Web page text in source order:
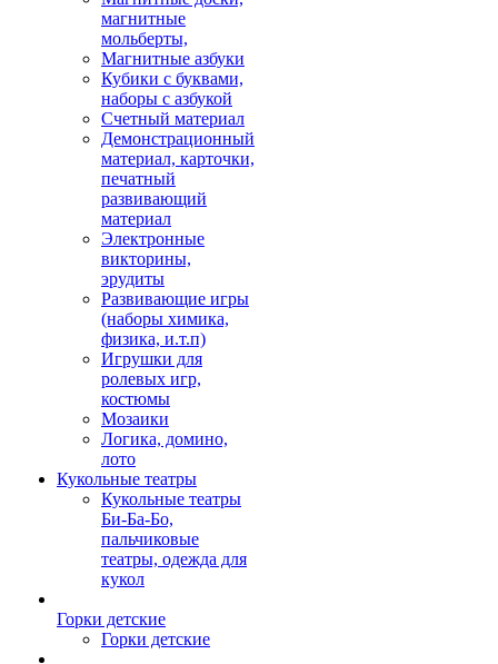
магнитные
мольберты,
Магнитные азбуки
Кубики с буквами,
наборы с азбукой
Счетный материал
Демонстрационный
материал, карточки,
печатный
развивающий
материал
Электронные
викторины,
эрудиты
Развивающие игры
(наборы химика,
физика, и.т.п)
Игрушки для
ролевых игр,
костюмы
Мозаики
Логика, домино,
лото
Кукольные театры
Кукольные театры
Би-Ба-Бо,
пальчиковые
театры, одежда для
кукол
Горки детские
Горки детские